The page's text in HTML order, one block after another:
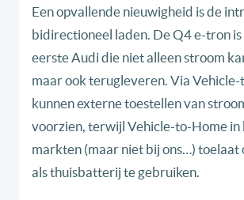
Een opvallende nieuwigheid is de
bidirectioneel laden. De Q4 e-tron
eerste Audi die niet alleen stroom
maar ook terugleveren. Via Vehicle-
kunnen externe toestellen van
voorzien, terwijl Vehicle-to-Home in
markten (maar niet bij ons…) toelaat
als thuisbatterij te gebruiken.